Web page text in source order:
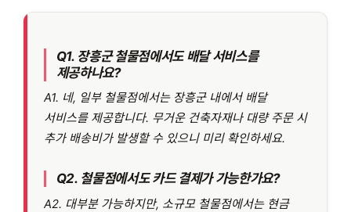
Q1. 장흥군 철물점에서도 배달 서비스를
제공하나요?
A1. 네, 일부 철물점에서는 장흥군 내에서 배달
서비스를 제공합니다. 무거운 건축자재나 대량 주문 시
추가 배송비가 발생할 수 있으니 미리 확인하세요.
Q2. 철물점에서도 카드 결제가 가능한가요?
A2. 대부분 가능하지만, 소규모 철물점에서는 현금